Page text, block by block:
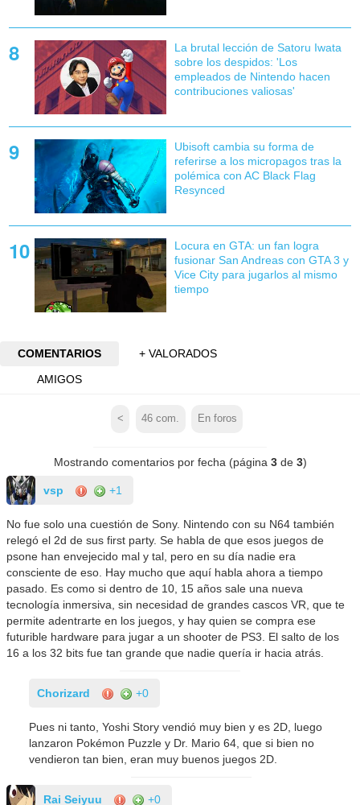
La brutal lección de Satoru Iwata
sobre los despidos: 'Los
empleados de Nintendo hacen
contribuciones valiosas'
Ubisoft cambia su forma de
referirse a los micropagos tras la
polémica con AC Black Flag
Resynced
Locura en GTA: un fan logra
fusionar San Andreas con GTA 3 y
Vice City para jugarlos al mismo
tiempo
COMENTARIOS
+ VALORADOS
AMIGOS
< 46 com. En foros
Mostrando comentarios por fecha (página 3de 3)
vsp +1
No fue solo una cuestión de Sony. Nintendo con su N64 también
relegó el 2d de sus first party. Se habla de que esos juegos de
psone han envejecido mal y tal, pero en su día nadie era
consciente de eso. Hay mucho que aquí habla ahora a tiempo
pasado. Es como si dentro de 10, 15 años sale una nueva
tecnología inmersiva, sin necesidad de grandes cascos VR, que te
permite adentrarte en los juegos, y hay quien se compra ese
futurible hardware para jugar a un shooter de PS3. El salto de los
16 a los 32 bits fue tan grande que nadie quería ir hacia atrás.
Chorizard +0
Pues ni tanto, Yoshi Story vendió muy bien y es 2D, luego
lanzaron Pokémon Puzzle y Dr. Mario 64, que si bien no
vendieron tan bien, eran muy buenos juegos 2D.
Rai Seiyuu +0